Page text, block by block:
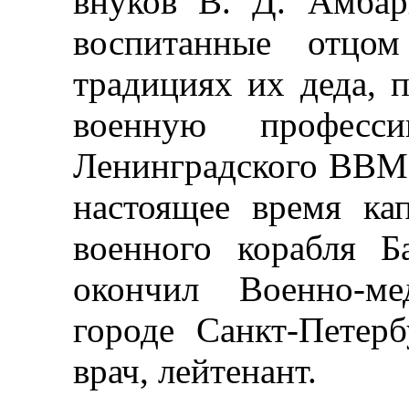
воспитанные
традициях их деда,
военную
Ленинградского
настоящее время
военного корабля
окончил Военно-
городе Санкт-
врач, лейтенант.